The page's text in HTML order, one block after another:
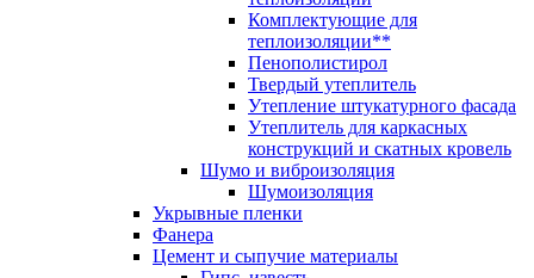
Комплектующие для
теплоизоляции**
Пенополистирол
Твердый утеплитель
Утепление штукатурного фасада
Утеплитель для каркасных
конструкций и скатных кровель
Шумо и виброизоляция
Шумоизоляция
Укрывные пленки
Фанера
Цемент и сыпучие материалы